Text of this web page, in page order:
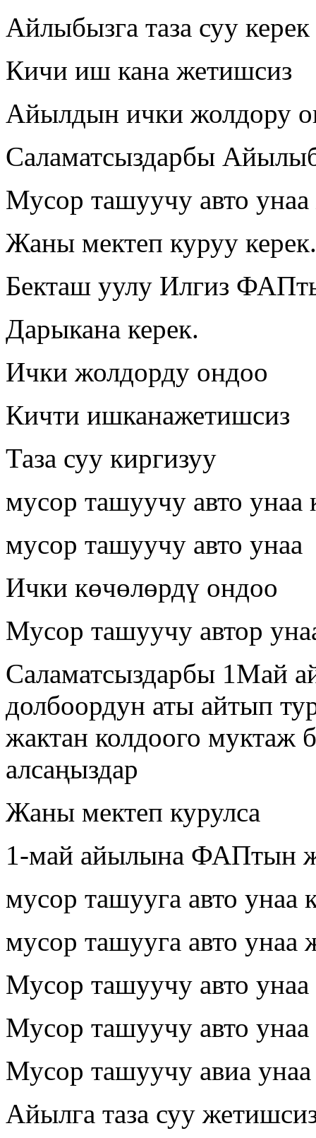
Айлыбызга таза суу керек
Кичи иш кана жетишсиз
Айылдын ички жолдору
Саламатсыздарбы
Мусор ташуучу авто
Жаны мектеп куруу керек.
Бекташ уулу Илгиз
Дарыкана керек.
Ички жолдорду ондоо
Кичти ишканажетишсиз
Таза суу киргизуу
мусор ташуучу авто унаа
мусор ташуучу авто унаа
Ички көчөлөрдү ондоо
Мусор ташуучу автор
Саламатсыздарбы 1Май
долбоордун аты айтып
жактан колдоого муктаж
алсаңыздар
Жаны мектеп курулса
1-май айылына ФАПтын
мусор ташууга авто унаа
мусор ташууга авто унаа
Мусор ташуучу авто унаа
Мусор ташуучу авто унаа
Мусор ташуучу авиа унаа
Айылга таза суу